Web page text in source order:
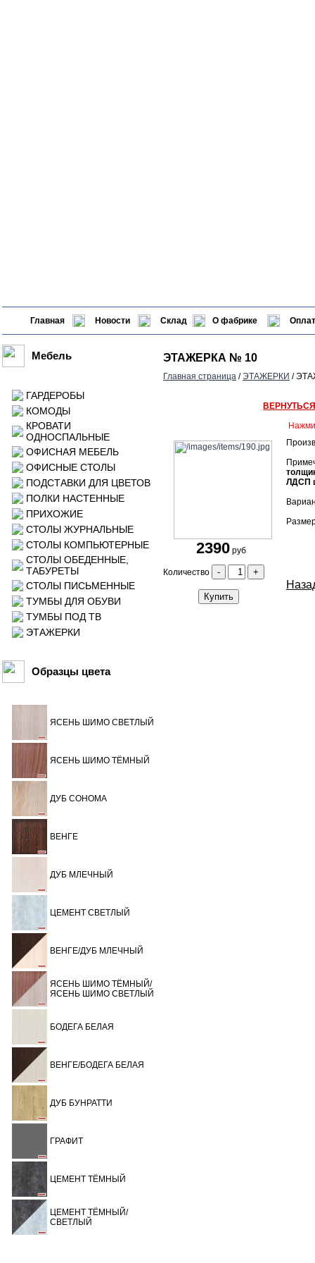
Главная Новости Склад О фабрике
Мебель
ГАРДЕРОБЫ
КОМОДЫ
КРОВАТИ
ОДНОСПАЛЬНЫЕ
ОФИСНАЯ МЕБЕЛЬ
ОФИСНЫЕ СТОЛЫ
ПОДСТАВКИ ДЛЯ ЦВЕТОВ
ПОЛКИ НАСТЕННЫЕ
ПРИХОЖИЕ
СТОЛЫ ЖУРНАЛЬНЫЕ
СТОЛЫ КОМПЬЮТЕРНЫЕ
СТОЛЫ ОБЕДЕННЫЕ,
ТАБУРЕТЫ
СТОЛЫ ПИСЬМЕННЫЕ
ТУМБЫ ДЛЯ ОБУВИ
ТУМБЫ ПОД ТВ
ЭТАЖЕРКИ
Образцы цвета
ЯСЕНЬ ШИМО СВЕТЛЫЙ
ЯСЕНЬ ШИМО ТЁМНЫЙ
ДУБ СОНОМА
ВЕНГЕ
ДУБ МЛЕЧНЫЙ
ЦЕМЕНТ СВЕТЛЫЙ
ВЕНГЕ/ДУБ МЛЕЧНЫЙ
ЯСЕНЬ ШИМО ТЁМНЫЙ/
ЯСЕНЬ ШИМО СВЕТЛЫЙ
БОДЕГА БЕЛАЯ
ВЕНГЕ/БОДЕГА БЕЛАЯ
ДУБ БУНРАТТИ
ГРАФИТ
ЦЕМЕНТ ТЁМНЫЙ
ЦЕМЕНТ ТЁМНЫЙ/
СВЕТЛЫЙ
ЭТАЖЕРКА № 10
Главная страница /ЭТАЖЕРКИ /
2390 руб
Количество - +
Купить
ЛДСП